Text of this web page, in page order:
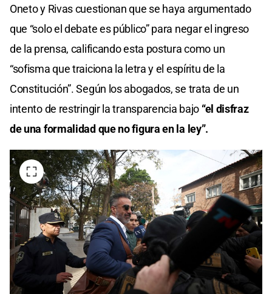
Oneto y Rivas cuestionan que se haya argumentado
que “solo el debate es público” para negar el ingreso
de la prensa, calificando esta postura como un
“sofisma que traiciona la letra y el espíritu de la
Constitución”. Según los abogados, se trata de un
intento de restringir la transparencia bajo “el disfraz
de una formalidad que no figura en la ley”.